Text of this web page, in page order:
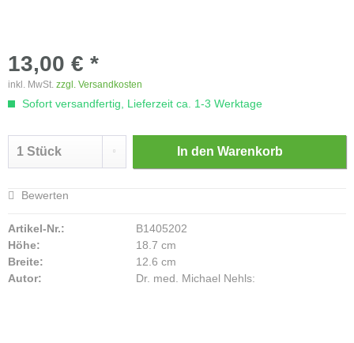
13,00 € *
inkl. MwSt. zzgl. Versandkosten
Sofort versandfertig, Lieferzeit ca. 1-3 Werktage
In den Warenkorb
Bewerten
Artikel-Nr.:
B1405202
Höhe:
18.7 cm
Breite:
12.6 cm
Autor:
Dr. med. Michael Nehls: